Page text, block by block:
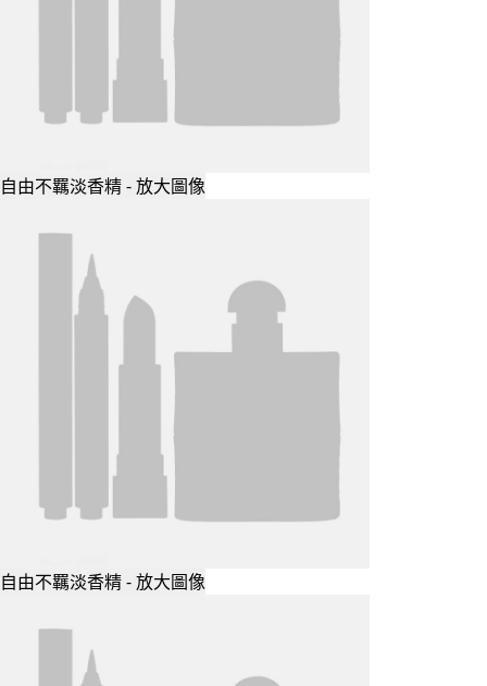
自由不羈淡香精 - 放大圖像
自由不羈淡香精 - 放大圖像